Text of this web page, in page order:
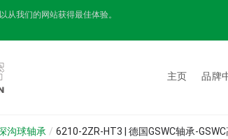
我们的网站获得最佳体验。
主页 品牌
沟球轴承 / 6210-2ZR-HT3 | 德国GSWC轴承-